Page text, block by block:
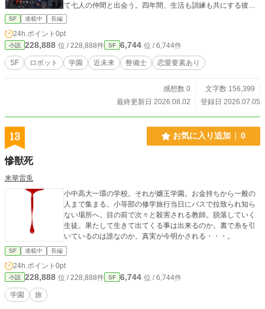
て七人の仲間と出会う。四年間、生活も訓練も共にする彼ら
は、やがて学園の極秘計画「PROJECT OCTET」に選ばれ
る。 レンに託されたのは、戦うためではなく「仲間を帰すた
め」の支援機《アトラス》。 そして、パイロット科の天城ア
スカには、高機動試作機《ヴァルキリー》が与えられる。 八
機の試作機を仲間全員で改良し、失敗を重ねながら少しずつ
最強の部隊へ成長していく第7混成班。 だが、その裏では正
残るのは、最強の兵士ではない。 最後まで仲間を連れて帰る
SF 連載中 長編
24h.ポイント 0pt
小説 228,888 位 / 228,888件 SF 6,744 位 / 6,744件
SF ロボット 学園 近未来 整備士 恋愛要素あり
感想数 0
文字数 156,399
最終更新日 2026.08.02
登録日 2026.07.05
13 お気に入り追加 0
慘獣死
来華雷兎
小中高大一環の学校。それが嬢王学園。お金持ちから一般の
人まで集まる。小等部の修学旅行当日にバスで拉致られ知ら
ない場所へ。目の前で次々と殺害される教師。脱落していく
生徒。果たして生きて出てくる事は出来るのか。裏で糸を引
いているのは誰なのか。真実が今明かされる・・・。
SF 連載中 長編
24h.ポイント 0pt
小説 228,888 位 / 228,888件 SF 6,744 位 / 6,744件
学園 旅